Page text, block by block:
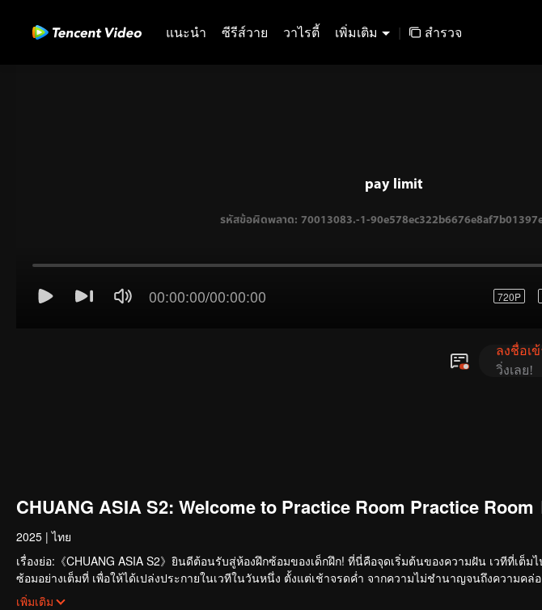
แนะนำ ซีรีส์วาย วาไรตี้ เพิ่มเติม | สำรวจ
00:00:00/00:00:00 720P
ลงชื่อเ
วิ่งเลย!
CHUANG ASIA S2: Welcome to Practice Room Practice Room
2025 | ไทย
เรื่องย่อ:《CHUANG ASIA S2》ยินดีต้อนรับสู่ห้องฝึกซ้อมของเด็กฝึก! ที่นี่คือจุดเริ่มต้นของความฝัน เวทีที่เต็
ซ้อมอย่างเต็มที่ เพื่อให้ได้เปล่งประกายในเวทีในวันหนึ่ง ตั้งแต่เช้าจรดค่ำ จากความไม่ชำนาญจนถึงความคล่
ราวในห้องฝึกซ้อมของพวกเขามั้ย?
เพิ่มเติม